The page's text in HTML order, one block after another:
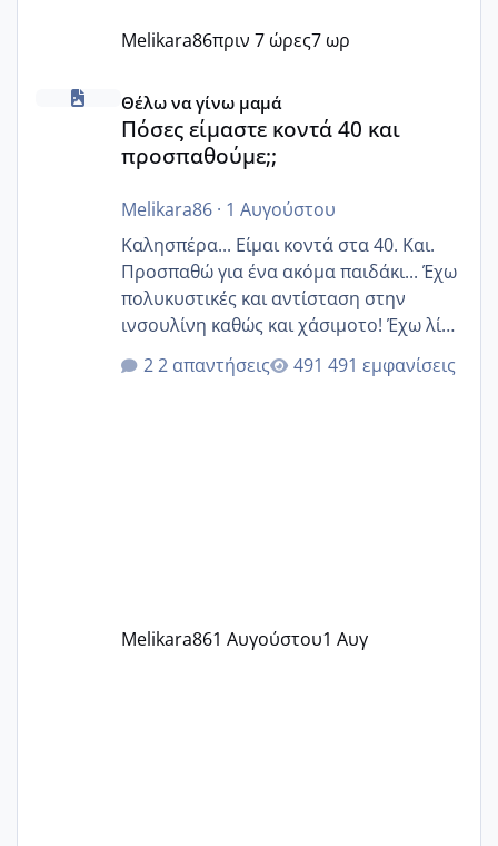
Melikara86πριν 7 ώρες7 ωρ
Πόσες είμαστε κοντά 40 και προσπαθούμε;;
Θέλω να γίνω μαμά
Πόσες είμαστε κοντά 40 και
προσπαθούμε;;
Melikara86· 1 Αυγούστου
Καλησπέρα... Είμαι κοντά στα 40. Και.
Προσπαθώ για ένα ακόμα παιδάκι... Έχω
πολυκυστικές και αντίσταση στην
ινσουλίνη καθώς και χάσιμοτο! Έχω λίγα
κιλά παραπάνω και όσο κ αν προσπαθώ
δεν χάνω εύκολα! Προσπαθώ για ακόμη
2 απαντήσεις 491 εμφανίσεις
Melikara861 Αυγούστου1 Αυγ